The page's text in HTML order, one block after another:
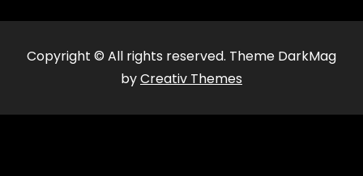
Copyright © All rights reserved. Theme DarkMag
byCreativ Themes